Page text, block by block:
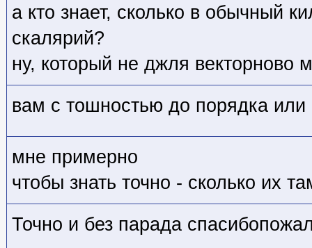
а кто знает, сколько в обычный
скалярий?
ну, который не джля векторново
вам с тошностью до порядка или
мне примерно
чтобы знать точно - сколько их
Точно и без парада